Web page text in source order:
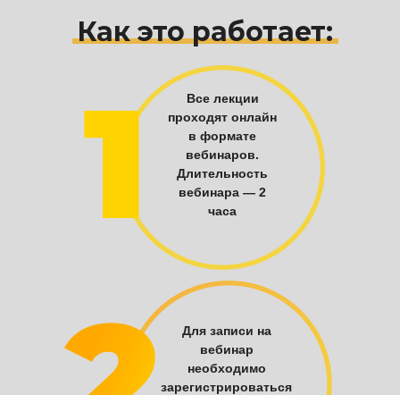
Как это работает:
Все лекции
проходят онлайн
в формате
вебинаров.
Длительность
вебинара — 2
часа
Для записи на
вебинар
необходимо
зарегистрироваться